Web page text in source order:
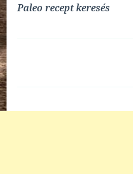
Paleo recept keresés